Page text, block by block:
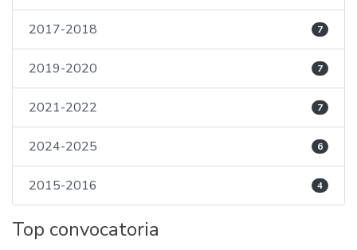
2017-2018 7
2019-2020 7
2021-2022 7
2024-2025 6
2015-2016 4
Top convocatoria